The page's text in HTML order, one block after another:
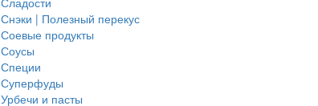
Снэки | Полезный перекус
Соевые продукты
Соусы
Специи
Суперфуды
Урбечи и пасты